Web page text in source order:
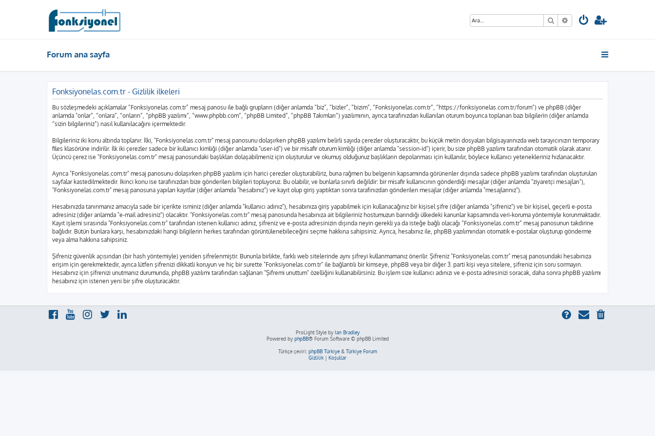
Ara Gelişmiş arama
Forum ana sayfa
Fonksiyonelas.com.tr - Gizlilik ilkeleri
Bu sözleşmedeki açıklamalar “Fonksiyonelas.com.tr” mesaj panosu ile bağlı grupların (diğer anlamda “biz”, “bizler”, “bizim”, “Fonksiyonelas.com.tr”, “https://fonksiyonelas.com.tr/forum”) ve phpBB (diğer
anlamda "onlar”, “onlara”, “onların”, “phpBB yazılımı”, “www.phpbb.com”, “phpBB Limited”, “phpBB Takımları”) yazılımının, ayrıca tarafınızdan kullanılan oturum boyunca toplanan bazı bilgilerin (diğer anlamda
“sizin bilgileriniz”) nasıl kullanılacağını içermektedir.
Bilgileriniz iki konu altında toplanır. İlki, "Fonksiyonelas.com.tr" mesaj panosunu dolaşırken phpBB yazılımı belirli sayıda çerezler oluşturacaktır, bu küçük metin dosyaları bilgisayarınızda web tarayıcınızın temporary
files klasörüne indirilir. İlk iki çerezler sadece bir kullanıcı kimliği (diğer anlamda "user-id") ve bir misafir oturum kimliği (diğer anlamda "session-id") içerir, bu size phpBB yazılımı tarafından otomatik olarak atanır.
Üçüncü çerez ise "Fonksiyonelas.com.tr" mesaj panosundaki başlıkları dolaşabilmeniz için oluşturulur ve okumuş olduğunuz başlıkların depolanması için kullanılır, böylece kullanıcı yetenekleriniz hızlanacaktır.
Ayrıca "Fonksiyonelas.com.tr" mesaj panosunu dolaşırken phpBB yazılımı için harici çerezler oluşturabiliriz, buna rağmen bu belgenin kapsamında görünenler dışında sadece phpBB yazılımı tarafından oluşturulan
sayfalar kastedilmektedir. İkinci konu ise tarafınızdan bize gönderilen bilgileri topluyoruz. Bu olabilir, ve bunlarla sınırlı değildir: bir misafir kullanıcının gönderdiği mesajlar (diğer anlamda "ziyaretçi mesajları"),
"Fonksiyonelas.com.tr" mesaj panosuna yapılan kayıtlar (diğer anlamda "hesabınız") ve kayıt olup giriş yaptıktan sonra tarafınızdan gönderilen mesajlar (diğer anlamda "mesajlarınız").
Hesabınızda tanınmanız amacıyla sade bir içerikte isminiz (diğer anlamda "kullanıcı adınız"), hesabınıza giriş yapabilmek için kullanacağınız bir kişisel şifre (diğer anlamda "şifreniz") ve bir kişisel, geçerli e-posta
adresiniz (diğer anlamda "e-mail adresiniz") olacaktır. "Fonksiyonelas.com.tr" mesaj panosunda hesabınıza ait bilgileriniz hostumuzun barındığı ülkedeki kanunlar kapsamında veri-koruma yöntemiyle korunmaktadır.
Kayıt işlemi sırasında "Fonksiyonelas.com.tr" tarafından istenen kullanıcı adınız, şifreniz ve e-posta adresinizin dışında neyin gerekli ya da isteğe bağlı olacağı “Fonksiyonelas.com.tr” mesaj panosunun takdirine
bağlıdır. Bütün bunlara karşı, hesabınızdaki hangi bilgilerin herkes tarafından görüntülenebileceğini seçme hakkına sahipsiniz. Ayrıca, hesabınız ile, phpBB yazılımından otomatik e-postalar oluşturup gönderme
veya alma hakkına sahipsiniz.
Şifreniz güvenlik açısından (bir hash yöntemiyle) yeniden şifrelenmiştir. Bununla birlikte, farklı web sitelerinde aynı şifreyi kullanmamanız önerilir. Şifreniz "Fonksiyonelas.com.tr" mesaj panosundaki hesabınıza
erişim için gerekmektedir, ayrıca lütfen şifrenizi dikkatli koruyun ve hiç bir surette "Fonksiyonelas.com.tr" ile bağlantılı bir kimseye, phpBB veya bir diğer 3. parti kişi veya sitelere, şifreniz için soru sormayın.
Hesabınız için şifrenizi unutmanız durumunda, phpBB yazılımı tarafından sağlanan "Şifremi unuttum" özelliğini kullanabilirsiniz. Bu işlem size kullanıcı adınızı ve e-posta adresinizi soracak, daha sonra phpBB yazılımı
hesabınız için istenen yeni bir şifre oluşturacaktır.
ProLight Style by Ian Bradley
Powered by phpBB® Forum Software © phpBB Limited
Türkçe çeviri: phpBB Türkiye& Türkiye Forum
Gizlilik | Koşullar